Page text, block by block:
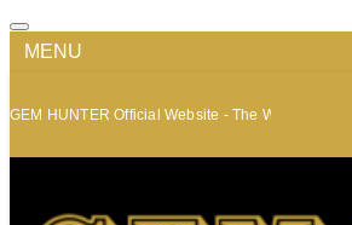
MENU
GEM HUNTER Official Website - The World of